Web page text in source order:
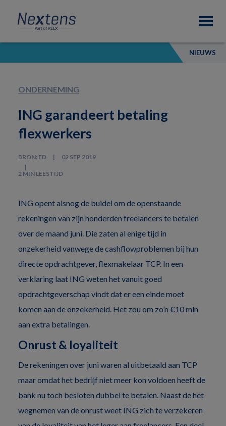
primary
navigation
content
footer
Nextens
Fiscaal
partner
van
NIEUWS
ONDERNEMING
ING garandeert betaling
flexwerkers
BRON: FD 02 SEP 2019
2 MIN LEESTIJD
ING opent alsnog de buidel om de openstaande
rekeningen van zijn honderden freelancers te betalen
over de maand juni. Die zaten al enige tijd in
onzekerheid vanwege de cashflowproblemen bij hun
directe opdrachtgever, flexmakelaar TCP. In een
verklaring laat ING weten het vanuit goed
opdrachtgeverschap vindt dat er een einde moet
komen aan de onzekerheid. Het zou om zo’n €10 mln
aan extra betalingen.
Onrust & loyaliteit
De rekeningen over juni waren al uitbetaald aan TCP
maar omdat het bedrijf niet meer kon voldoen heeft de
bank nu toch besloten dubbel te betalen. Naast de het
wegnemen van de onrust weet ING zich te verzekeren